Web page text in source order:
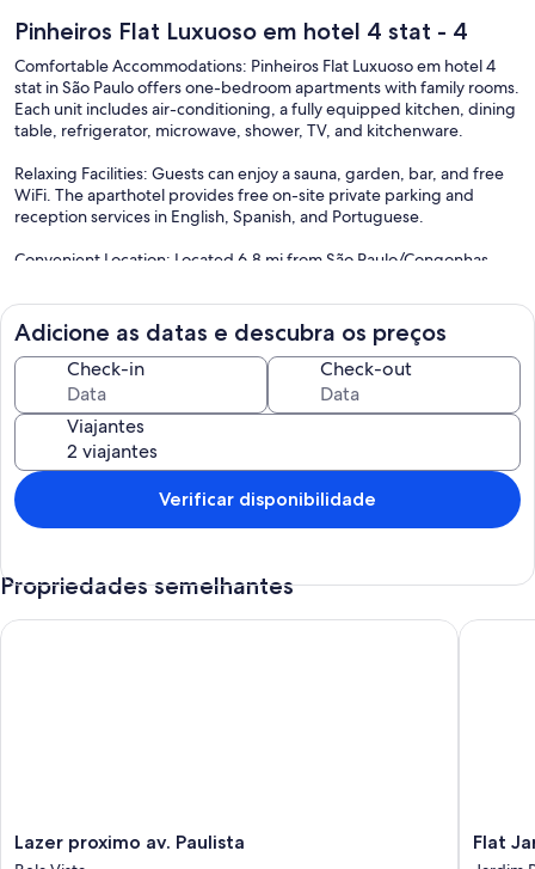
Pinheiros Flat Luxuoso em hotel 4 stat - 4
Comfortable Accommodations: Pinheiros Flat Luxuoso em hotel 4
stat in São Paulo offers one-bedroom apartments with family rooms.
Each unit includes air-conditioning, a fully equipped kitchen, dining
table, refrigerator, microwave, shower, TV, and kitchenware.
Relaxing Facilities: Guests can enjoy a sauna, garden, bar, and free
WiFi. The aparthotel provides free on-site private parking and
reception services in English, Spanish, and Portuguese.
Convenient Location: Located 6.8 mi from São Paulo/Congonhas
Stadium (1.6 mi), MASP São Paulo (1.7 mi), and Ibirapuera Park (3.7
mi).
Adicione as datas e descubra os preços
Check-in Check-out
Viajantes
Verificar disponibilidade
Propriedades semelhantes
Lazer
proximo
Lazer proximo av. Paulista
Lazer proximo av. Paulista
Flat
Jardins,
Flat
Flat